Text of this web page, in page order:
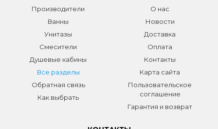
Производители
Ванны
Унитазы
Смесители
Душевые кабины
Все разделы
Обратная связь
Как выбрать
О нас
Новости
Доставка
Оплата
Контакты
Карта сайта
Пользовательское
соглашение
Гарантия и возврат